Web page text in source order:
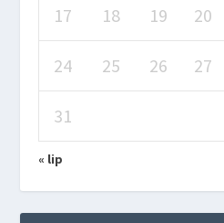
17 18 19 20
24 25 26 27
31
« lip